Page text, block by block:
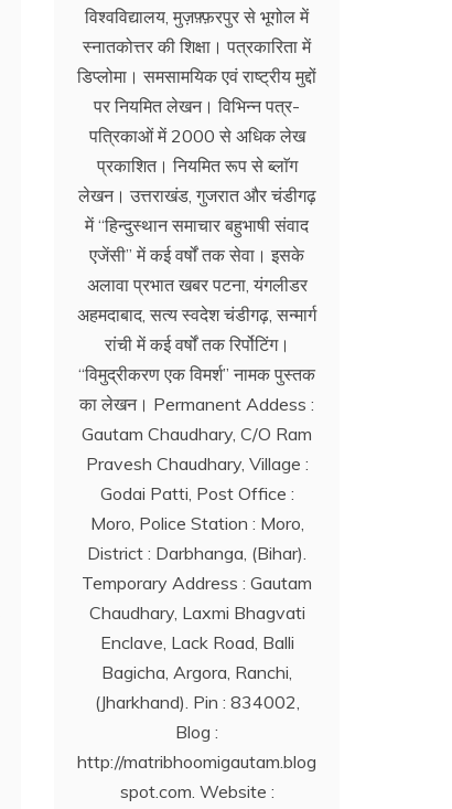
विश्वविद्यालय, मुज़फ़्फ़रपुर से भूगोल में
स्नातकोत्तर की शिक्षा। पत्रकारिता में
डिप्लोमा। समसामयिक एवं राष्ट्रीय मुद्दों
पर नियमित लेखन। विभिन्न पत्र-
पत्रिकाओं में 2000 से अधिक लेख
प्रकाशित। नियमित रूप से ब्लाॅग
लेखन। उत्तराखंड, गुजरात और चंडीगढ़
में ‘‘हिन्दुस्थान समाचार बहुभाषी संवाद
एजेंसी’’ में कई वर्षों तक सेवा। इसके
अलावा प्रभात खबर पटना, यंगलीडर
अहमदाबाद, सत्य स्वदेश चंडीगढ़, सन्मार्ग
रांची में कई वर्षों तक रिर्पोटिंग।
‘‘विमुद्रीकरण एक विमर्श’’ नामक पुस्तक
का लेखन। Permanent Addess :
Gautam Chaudhary, C/O Ram
Pravesh Chaudhary, Village :
Godai Patti, Post Office :
Moro, Police Station : Moro,
District : Darbhanga, (Bihar).
Temporary Address : Gautam
Chaudhary, Laxmi Bhagvati
Enclave, Lack Road, Balli
Bagicha, Argora, Ranchi,
(Jharkhand). Pin : 834002,
Blog :
http://matribhoomigautam.blog
spot.com. Website :